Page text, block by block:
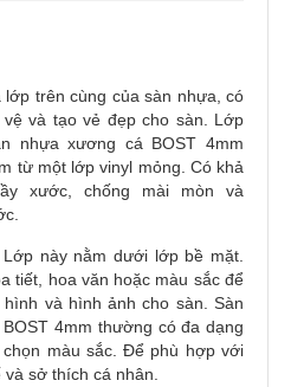
lớp trên cùng của sàn nhựa, có
và tạo vẻ đẹp cho sàn. Lớp
nhựa xương cá BOST 4mm
từ một lớp vinyl mỏng. Có khả
xước, chống mài mòn và
Lớp này nằm dưới lớp bề mặt.
tiết, hoa văn hoặc màu sắc để
và hình ảnh cho sàn. Sàn
4mm thường có đa dạng
màu sắc. Để phù hợp với
sở thích cá nhân.